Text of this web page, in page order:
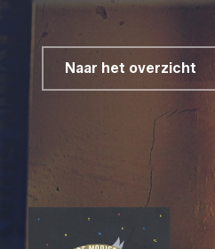
Naar het overzicht